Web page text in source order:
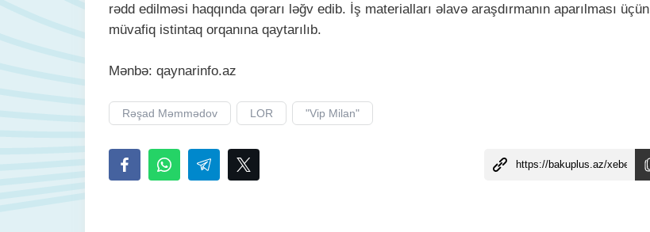
rədd edilməsi haqqında qərarı ləğv edib. İş materialları əlavə araşdırmanın aparılması üçün
müvafiq istintaq orqanına qaytarılıb.
Mənbə: qaynarinfo.az
Rəşad Məmmədov LOR "Vip Milan"